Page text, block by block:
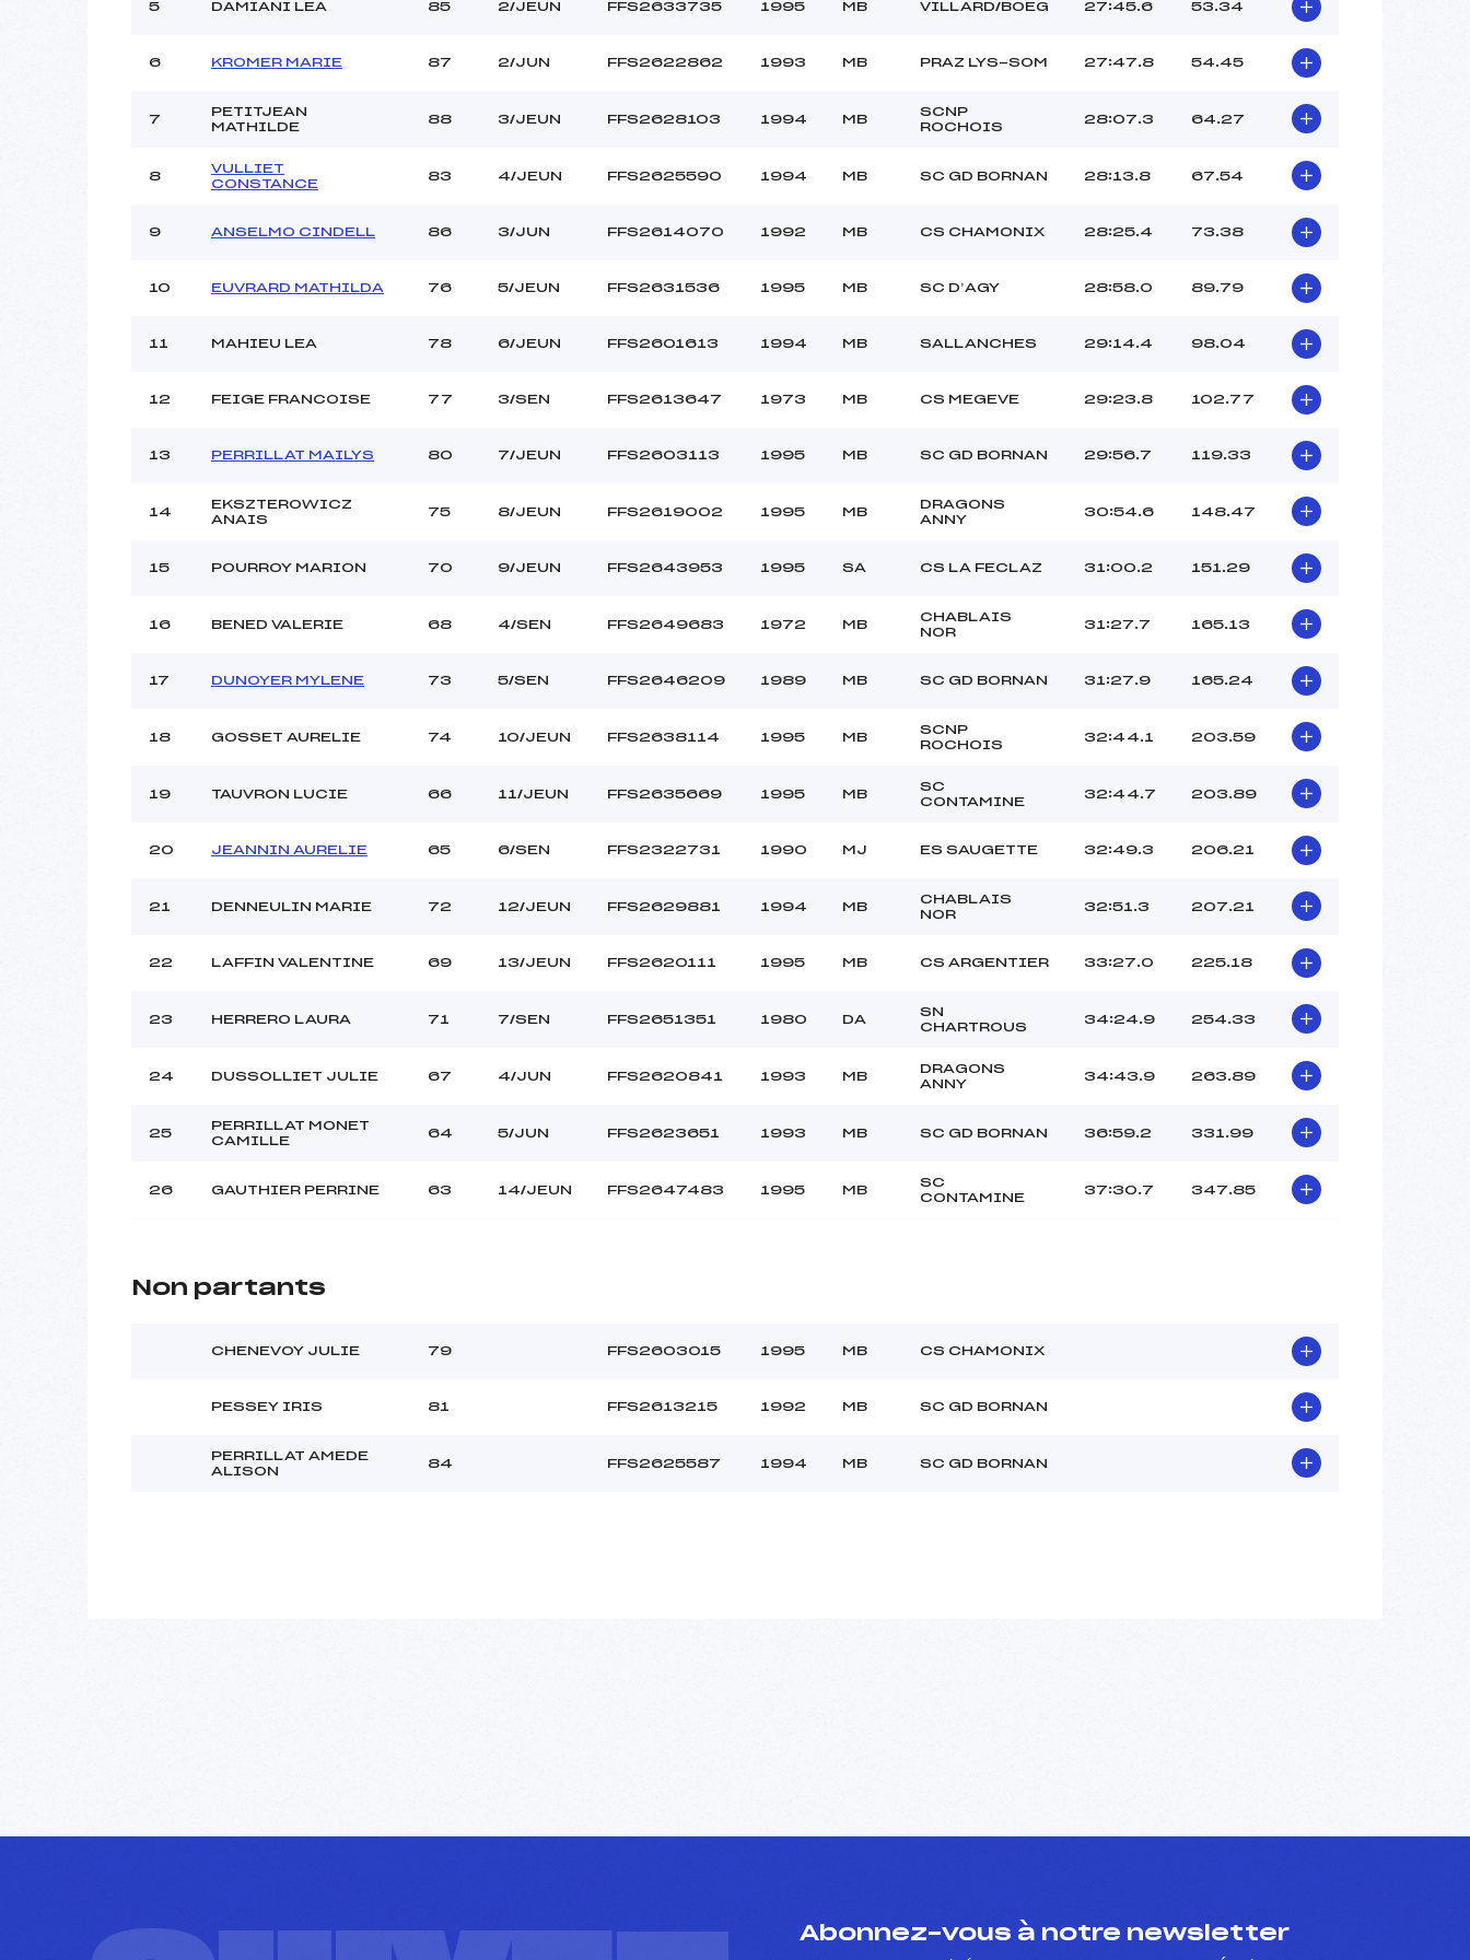
5 DAMIANI LEA 85 2/JEUN FFS2633735 1995 MB VILLARD/BOEG 27:45.6 53.34
6 KROMER MARIE 87 2/JUN FFS2622862 1993 MB PRAZ LYS-SOM 27:47.8 54.45
7
PETITJEAN
MATHILDE
88 3/JEUN FFS2628103 1994 MB
SCNP
ROCHOIS
28:07.3 64.27
8
VULLIET
CONSTANCE
83 4/JEUN FFS2625590 1994 MB SC GD BORNAN 28:13.8 67.54
9 ANSELMO CINDELL 86 3/JUN FFS2614070 1992 MB CS CHAMONIX 28:25.4 73.38
10 EUVRARD MATHILDA 76 5/JEUN FFS2631536 1995 MB SC D’AGY 28:58.0 89.79
11 MAHIEU LEA 78 6/JEUN FFS2601613 1994 MB SALLANCHES 29:14.4 98.04
12 FEIGE FRANCOISE 77 3/SEN FFS2613647 1973 MB CS MEGEVE 29:23.8 102.77
13 PERRILLAT MAILYS 80 7/JEUN FFS2603113 1995 MB SC GD BORNAN 29:56.7 119.33
14
EKSZTEROWICZ
ANAIS
75 8/JEUN FFS2619002 1995 MB
DRAGONS
ANNY
30:54.6 148.47
15 POURROY MARION 70 9/JEUN FFS2643953 1995 SA CS LA FECLAZ 31:00.2 151.29
16 BENED VALERIE 68 4/SEN FFS2649683 1972 MB
CHABLAIS
NOR
31:27.7 165.13
17 DUNOYER MYLENE 73 5/SEN FFS2646209 1989 MB SC GD BORNAN 31:27.9 165.24
18 GOSSET AURELIE 74 10/JEUN FFS2638114 1995 MB
SCNP
ROCHOIS
32:44.1 203.59
19 TAUVRON LUCIE 66 11/JEUN FFS2635669 1995 MB
SC
CONTAMINE
32:44.7 203.89
20 JEANNIN AURELIE 65 6/SEN FFS2322731 1990 MJ ES SAUGETTE 32:49.3 206.21
21 DENNEULIN MARIE 72 12/JEUN FFS2629881 1994 MB
CHABLAIS
NOR
32:51.3 207.21
22 LAFFIN VALENTINE 69 13/JEUN FFS2620111 1995 MB CS ARGENTIER 33:27.0 225.18
23 HERRERO LAURA 71 7/SEN FFS2651351 1980 DA
SN
CHARTROUS
34:24.9 254.33
24 DUSSOLLIET JULIE 67 4/JUN FFS2620841 1993 MB
DRAGONS
ANNY
34:43.9 263.89
25
PERRILLAT MONET
CAMILLE
64 5/JUN FFS2623651 1993 MB SC GD BORNAN 36:59.2 331.99
26 GAUTHIER PERRINE 63 14/JEUN FFS2647483 1995 MB
SC
CONTAMINE
37:30.7 347.85
Non partants
CHENEVOY JULIE 79 FFS2603015 1995 MB CS CHAMONIX
PESSEY IRIS 81 FFS2613215 1992 MB SC GD BORNAN
PERRILLAT AMEDE
ALISON
84 FFS2625587 1994 MB SC GD BORNAN
Abonnez-vous à notre newsletter